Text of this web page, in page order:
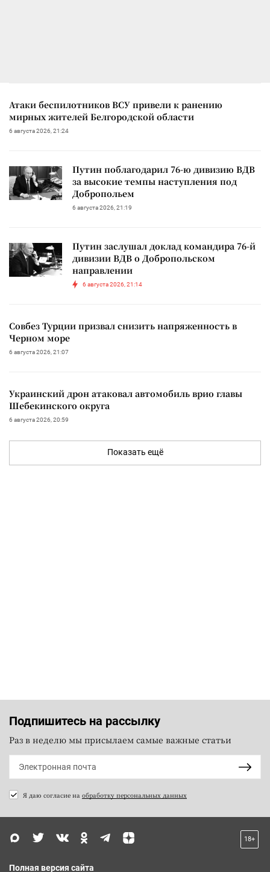
Атаки беспилотников ВСУ привели к ранению
мирных жителей Белгородской области
6 августа 2026, 21:24
Путин поблагодарил 76-ю дивизию ВДВ
за высокие темпы наступления под
Добропольем
6 августа 2026, 21:19
Путин заслушал доклад командира 76-й
дивизии ВДВ о Добропольском
направлении
6 августа 2026, 21:14
Совбез Турции призвал снизить напряженность в
Черном море
6 августа 2026, 21:07
Украинский дрон атаковал автомобиль врио главы
Шебекинского округа
6 августа 2026, 20:59
Показать ещё
Подпишитесь на рассылку
Раз в неделю мы присылаем самые важные статьи
Я даю согласие на обработку персональных данных
18+
Полная версия сайта